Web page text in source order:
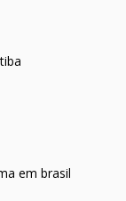
em brasil